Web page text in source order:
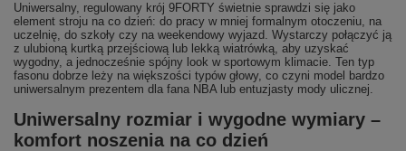
Uniwersalny, regulowany krój 9FORTY świetnie sprawdzi się jako
element stroju na co dzień: do pracy w mniej formalnym otoczeniu, na
uczelnię, do szkoły czy na weekendowy wyjazd. Wystarczy połączyć ją
z ulubioną kurtką przejściową lub lekką wiatrówką, aby uzyskać
wygodny, a jednocześnie spójny look w sportowym klimacie. Ten typ
fasonu dobrze leży na większości typów głowy, co czyni model bardzo
uniwersalnym prezentem dla fana NBA lub entuzjasty mody ulicznej.
Uniwersalny rozmiar i wygodne wymiary –
komfort noszenia na co dzień